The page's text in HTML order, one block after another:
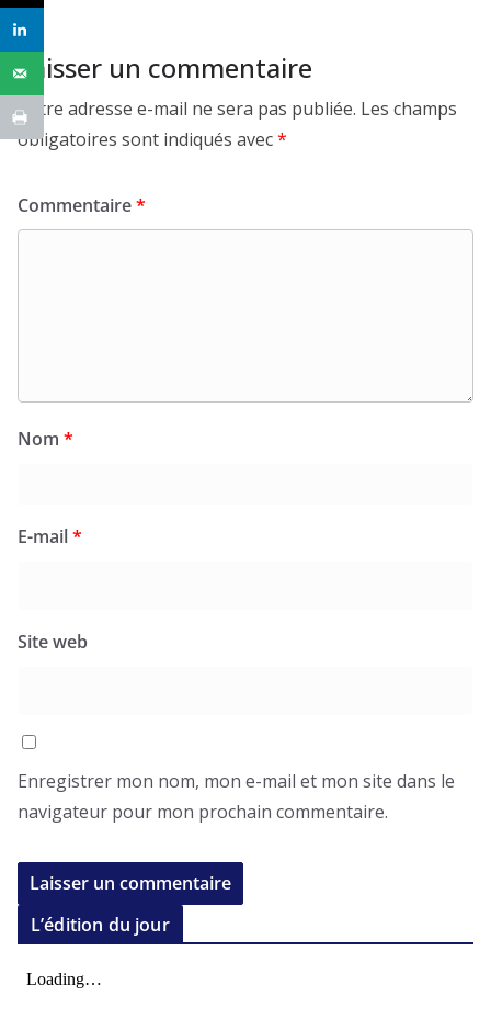
Laisser un commentaire
Votre adresse e-mail ne sera pas publiée. Les champs
obligatoires sont indiqués avec*
Commentaire*
Nom *
E-mail*
Site web
Enregistrer mon nom, mon e-mail et mon site dans le
navigateur pour mon prochain commentaire.
L’édition du jour